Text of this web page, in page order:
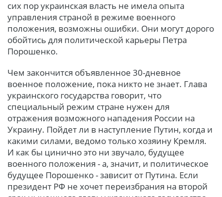
сих пор украинская власть не имела опыта
управления страной в режиме военного
положения, возможны ошибки. Они могут дорого
обойтись для политической карьеры Петра
Порошенко.
Чем закончится объявленное 30-дневное
военное положение, пока никто не знает. Глава
украинского государства говорит, что
специальный режим стране нужен для
отражения возможного нападения России на
Украину. Пойдет ли в наступление Путин, когда и
какими силами, ведомо только хозяину Кремля.
И как бы цинично это ни звучало, будущее
военного положения - а, значит, и политическое
будущее Порошенко - зависит от Путина. Если
президент РФ не хочет переизбрания на второй